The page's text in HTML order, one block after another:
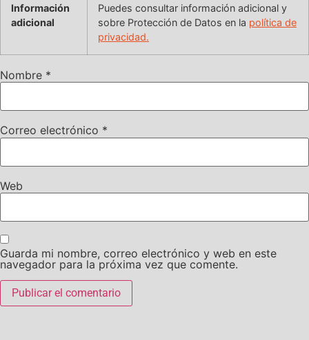
Información
adicional
Puedes consultar información adicional y
sobre Protección de Datos en la política de
privacidad.
Nombre *
Correo electrónico *
Web
Guarda mi nombre, correo electrónico y web en este
navegador para la próxima vez que comente.